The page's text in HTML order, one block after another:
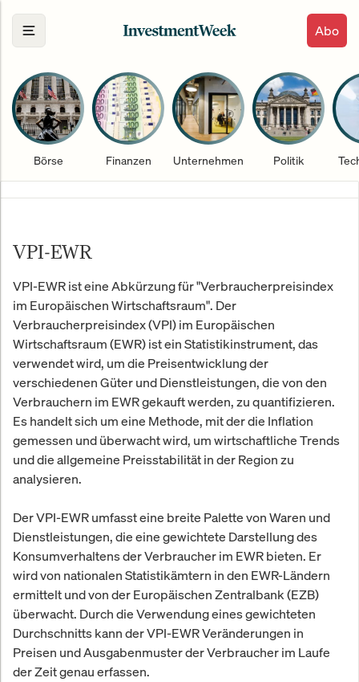
Abo
Börse Finanzen Unternehmen Politik
VPI-EWR
VPI-EWR ist eine Abkürzung für "Verbraucherpreisindex
im Europäischen Wirtschaftsraum". Der
Verbraucherpreisindex (VPI) im Europäischen
Wirtschaftsraum (EWR) ist ein Statistikinstrument, das
verwendet wird, um die Preisentwicklung der
verschiedenen Güter und Dienstleistungen, die von den
Verbrauchern im EWR gekauft werden, zu quantifizieren.
Es handelt sich um eine Methode, mit der die Inflation
gemessen und überwacht wird, um wirtschaftliche Trends
und die allgemeine Preisstabilität in der Region zu
analysieren.
Der VPI-EWR umfasst eine breite Palette von Waren und
Dienstleistungen, die eine gewichtete Darstellung des
Konsumverhaltens der Verbraucher im EWR bieten. Er
wird von nationalen Statistikämtern in den EWR-Ländern
ermittelt und von der Europäischen Zentralbank (EZB)
überwacht. Durch die Verwendung eines gewichteten
Durchschnitts kann der VPI-EWR Veränderungen in
Preisen und Ausgabenmuster der Verbraucher im Laufe
der Zeit genau erfassen.